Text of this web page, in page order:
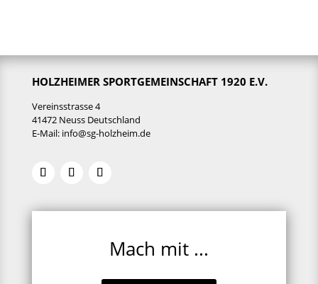
HOLZHEIMER SPORTGEMEINSCHAFT 1920 E.V.
Vereinsstrasse 4
41472 Neuss Deutschland
E-Mail: info@sg-holzheim.de
Mach mit ...